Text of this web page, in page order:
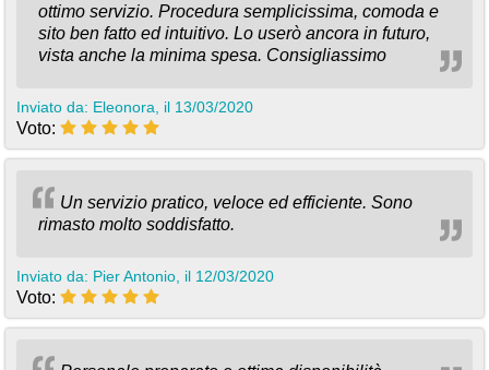
ottimo servizio. Procedura semplicissima, comoda e
sito ben fatto ed intuitivo. Lo userò ancora in futuro,
vista anche la minima spesa. Consigliassimo
Inviato da: Eleonora, il 13/03/2020
Voto:
Un servizio pratico, veloce ed efficiente. Sono
rimasto molto soddisfatto.
Inviato da: Pier Antonio, il 12/03/2020
Voto: